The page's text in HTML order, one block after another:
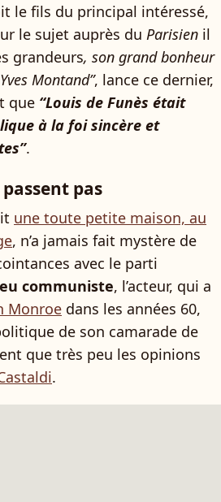
le fils du principal intéressé,
le sujet auprès du Parisien il
grandeurs, son grand bonheur
Montand”, lance ce dernier,
que “Louis de Funès était
à la foi sincère et
.
pas
une toute petite maison, au
, n’a jamais fait mystère de
avec le parti
communiste, l’acteur, qui a
Monroe dans les années 60,
de son camarade de
que très peu les opinions
.